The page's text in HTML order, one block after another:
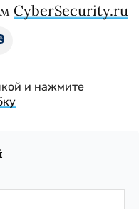
CyberSecurity.ru
и нажмите